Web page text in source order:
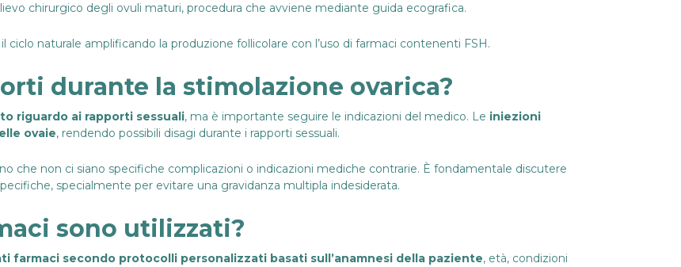
chirurgico degli ovuli maturi, procedura che avviene mediante guida ecografica.
ciclo naturale amplificando la produzione follicolare con l’uso di farmaci contenenti FSH.
durante la stimolazione ovarica?
riguardo ai rapporti sessuali, ma è importante seguire le indicazioni del medico. Le iniezioni
ovaie, rendendo possibili disagi durante i rapporti sessuali.
che non ci siano specifiche complicazioni o indicazioni mediche contrarie. È fondamentale discutere
specialmente per evitare una gravidanza multipla indesiderata.
sono utilizzati?
farmaci secondo protocolli personalizzati basati sull’anamnesi della paziente, età, condizioni